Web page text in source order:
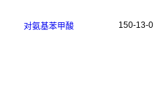
对氨基苯甲酸 150-13-0